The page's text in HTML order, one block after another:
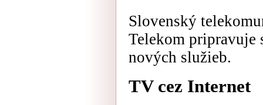
Slovenský
Telekom pripravuje
nových služieb.
TV cez Internet